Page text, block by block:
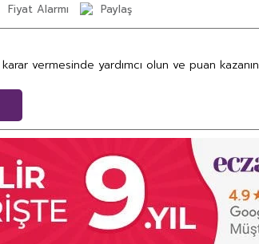
Fiyat Alarmı Paylaş
vermesinde yardımcı olun ve puan kazanın